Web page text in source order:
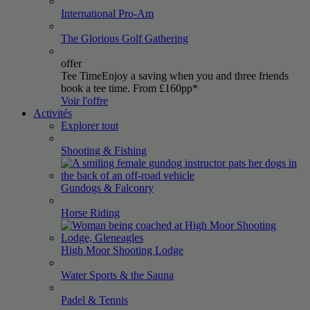
International Pro-Am
The Glorious GolfGathering
offer
Tee TimeEnjoy a saving when you and three friends
book a tee time. From £160pp*
Voir l'offre
Activités
Explorer tout
Shooting & Fishing
Gundogs & Falconry
Horse Riding
High Moor Shooting Lodge
Water Sports & the Sauna
Padel & Tennis